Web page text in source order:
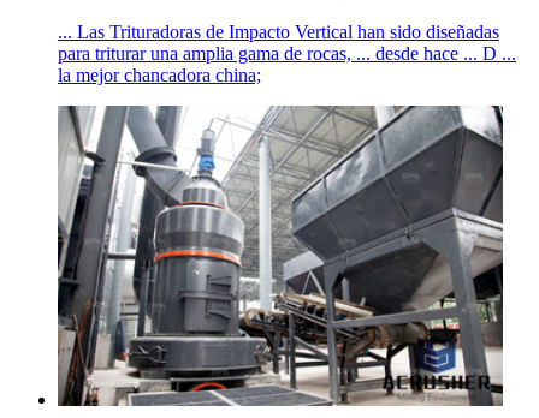
... Las Trituradoras de Impacto Vertical han sido diseñadas
para triturar una amplia gama de rocas, ... desde hace ... D ...
la mejor chancadora china;